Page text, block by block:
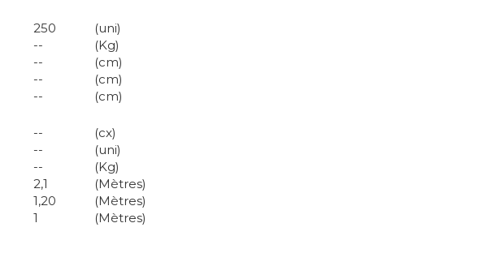
250
(uni)
--
(Kg)
--
(cm)
--
(cm)
-- (cm)
--
(cx)
--
(uni)
--
(Kg)
2,1
(Mètres)
1,20
(Mètres)
1 (Mètres)